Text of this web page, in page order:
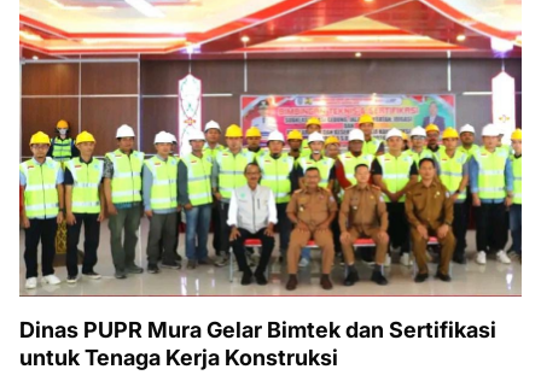
Dinas PUPR Mura Gelar Bimtek dan Sertifikasi
untuk Tenaga Kerja Konstruksi